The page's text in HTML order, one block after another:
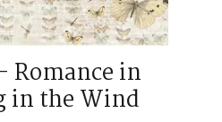
Romance in
in the Wind